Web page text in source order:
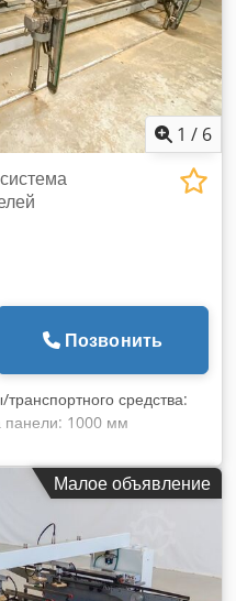
1 / 6
Позвонить
средства:
1000 мм
мм Количество
Sjwa
Малое объявление